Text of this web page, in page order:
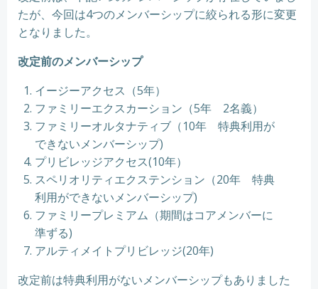
たが、今回は4つのメンバーシップに絞られる形に変更
となりました。
改定前のメンバーシップ
イージーアクセス（5年）
ファミリーエクスカーション（5年 2名義）
ファミリーオルタナティブ（10年 特典利用が
できないメンバーシップ)
プリビレッジアクセス(10年）
スペリオリティエクステンション（20年 特典
利用ができないメンバーシップ)
ファミリープレミアム（期間はコアメンバーに
準ずる)
アルティメイトプリビレッジ(20年)
改定前は特典利用がないメンバーシップもありました